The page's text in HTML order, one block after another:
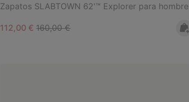
Zapatos SLABTOWN 62'™ Explorer para hombre
Sale price:
112,00 €Regular price:
160,00 €